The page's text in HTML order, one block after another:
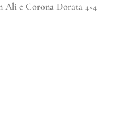
Ali e Corona Dorata 4×4